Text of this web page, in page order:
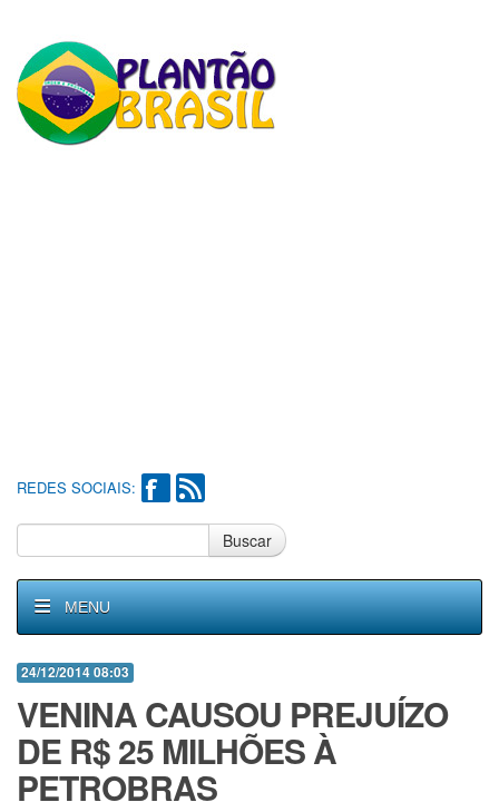
REDES SOCIAIS:
Buscar
MENU
24/12/2014 08:03
VENINA CAUSOU PREJUÍZO
DE R$ 25 MILHÕES À
PETROBRAS